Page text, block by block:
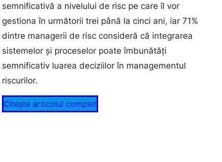
semnificativă a nivelului de risc pe care îl vor
gestiona în următorii trei până la cinci ani, iar 71%
dintre managerii de risc consideră că integrarea
sistemelor și proceselor poate îmbunătăți
semnificativ luarea deciziilor în managementul
riscurilor​.
Citește articolul complet